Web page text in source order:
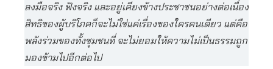
ลงมือจริง ฟังจริง และอยู่เคียงข้างประชาชนอย่างต่อเนื่อง
สิทธิของผู้บริโภคก็จะไม่ใช่แค่เรื่องของใครคนเดียว แต่คือ
พลังร่วมของทั้งชุมชนที่ จะไม่ยอมให้ความไม่เป็นธรรมถูก
มองข้ามไปอีกต่อไป